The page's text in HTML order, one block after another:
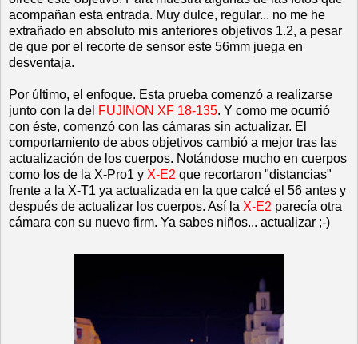
acompañan esta entrada. Muy dulce, regular... no me he
extrañado en absoluto mis anteriores objetivos 1.2, a pesar
de que por el recorte de sensor este 56mm juega en
desventaja.
Por último, el enfoque. Esta prueba comenzó a realizarse
junto con la del FUJINON XF 18-135. Y como me ocurrió
con éste, comenzó con las cámaras sin actualizar. El
comportamiento de abos objetivos cambió a mejor tras las
actualización de los cuerpos. Notándose mucho en cuerpos
como los de la X-Pro1 y X-E2 que recortaron "distancias"
frente a la X-T1 ya actualizada en la que calcé el 56 antes y
después de actualizar los cuerpos. Así la X-E2 parecía otra
cámara con su nuevo firm. Ya sabes niños... actualizar ;-)